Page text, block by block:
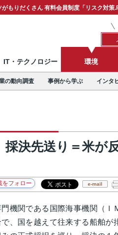
もりだくさん 有料会員制度「リスク対策
IT・テクノロジー 環境
の動向調査 事例から学ぶ インタ
採決先送り＝米が
e-mail
機関である国際海事機関（Ｉ
、国を越えて往来する船舶が